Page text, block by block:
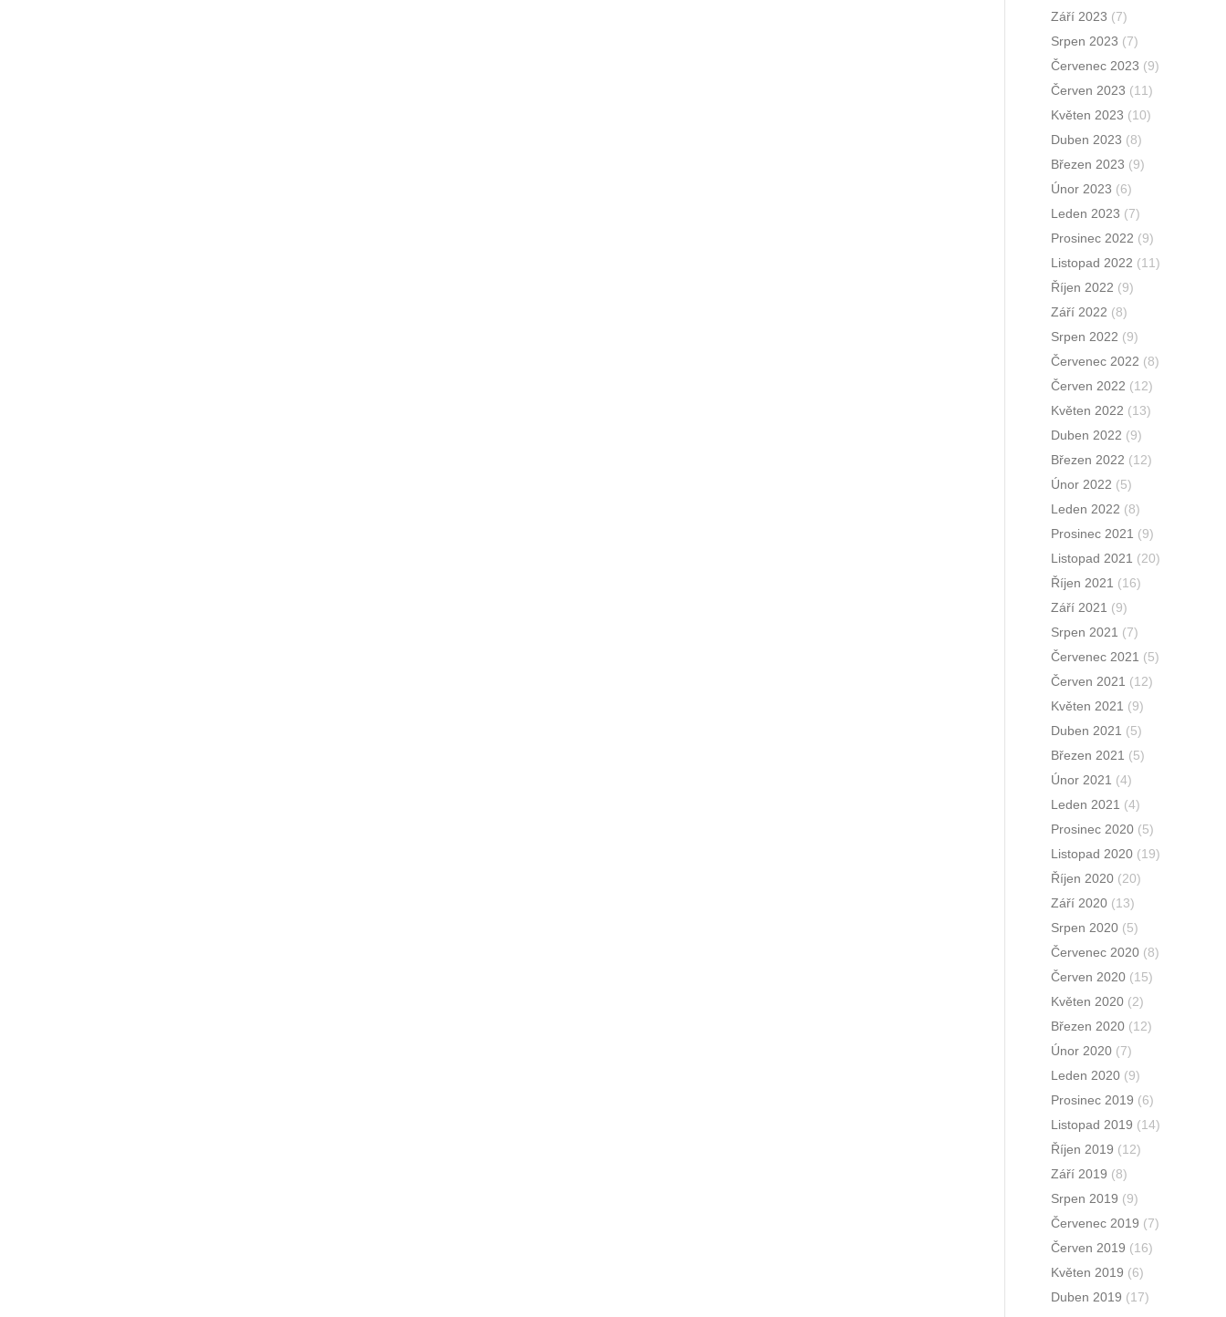
Září 2023 (7)
Srpen 2023 (7)
Červenec 2023 (9)
Červen 2023 (11)
Květen 2023 (10)
Duben 2023 (8)
Březen 2023 (9)
Únor 2023 (6)
Leden 2023 (7)
Prosinec 2022 (9)
Listopad 2022 (11)
Říjen 2022 (9)
Září 2022 (8)
Srpen 2022 (9)
Červenec 2022 (8)
Červen 2022 (12)
Květen 2022 (13)
Duben 2022 (9)
Březen 2022 (12)
Únor 2022 (5)
Leden 2022 (8)
Prosinec 2021 (9)
Listopad 2021 (20)
Říjen 2021 (16)
Září 2021 (9)
Srpen 2021 (7)
Červenec 2021 (5)
Červen 2021 (12)
Květen 2021 (9)
Duben 2021 (5)
Březen 2021 (5)
Únor 2021 (4)
Leden 2021 (4)
Prosinec 2020 (5)
Listopad 2020 (19)
Říjen 2020 (20)
Září 2020 (13)
Srpen 2020 (5)
Červenec 2020 (8)
Červen 2020 (15)
Květen 2020 (2)
Březen 2020 (12)
Únor 2020 (7)
Leden 2020 (9)
Prosinec 2019 (6)
Listopad 2019 (14)
Říjen 2019 (12)
Září 2019 (8)
Srpen 2019 (9)
Červenec 2019 (7)
Červen 2019 (16)
Květen 2019 (6)
Duben 2019 (17)